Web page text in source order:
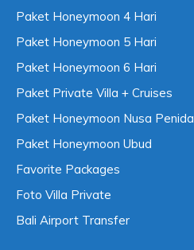
Paket Honeymoon 4 Hari
Paket Honeymoon 5 Hari
Paket Honeymoon 6 Hari
Paket Private Villa + Cruises
Paket Honeymoon Nusa Penida
Paket Honeymoon Ubud
Favorite Packages
Foto Villa Private
Bali Airport Transfer